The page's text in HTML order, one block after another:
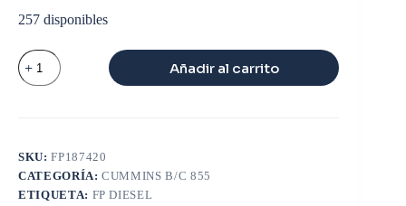
257 disponibles
BUJE
BIELA
NTC
Añadir al carrito
SKU:FP187420
CATEGORÍA:CUMMINS B/C 855
ETIQUETA: FP DIESEL